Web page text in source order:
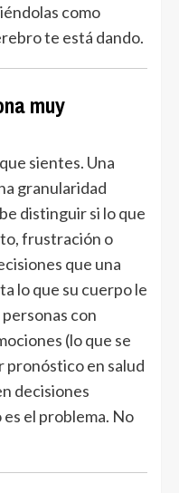
como
te está dando.
muy
sientes. Una
granularidad
distinguir si lo que
frustración o
que una
lo que su cuerpo le
con
(lo que se
pronóstico en salud
decisiones
el problema. No